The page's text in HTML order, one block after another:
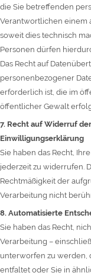
die Sie betreffenden
Verantwortlichen einem
soweit dies technisch
Personen dürfen
Das Recht auf
personenbezogener
erforderlich ist, die im
öffentlicher Gewalt
7. Recht auf Widerruf
Einwilligungserklärung
Sie haben das Recht,
jederzeit zu widerrufen.
Rechtmäßigkeit der
Verarbeitung nicht
8. Automatisierte
Sie haben das Recht,
Verarbeitung –
unterworfen zu werden,
entfaltet oder Sie in